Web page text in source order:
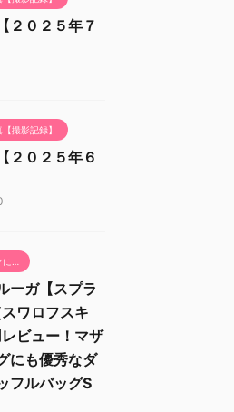
２０２５年７
撮影記録】
２０２５年６
…
ーガ【スプラ
ワロフスキ
ビュー！マザ
にも優秀なダ
フルバッグS